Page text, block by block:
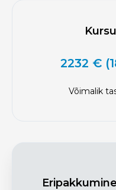
2232 €
Võimalik